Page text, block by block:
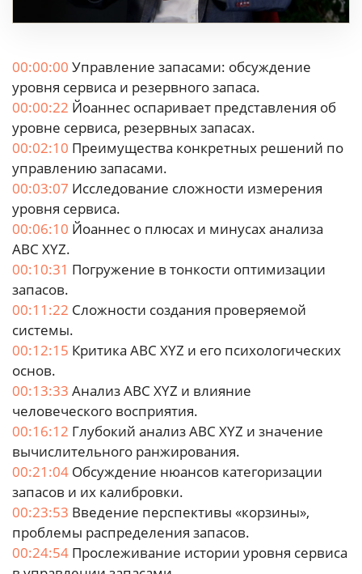
00:00:00 Управление запасами: обсуждение
уровня сервиса и резервного запаса.
00:00:22 Йоаннес оспаривает представления об
уровне сервиса, резервных запасах.
00:02:10 Преимущества конкретных решений по
управлению запасами.
00:03:07 Исследование сложности измерения
уровня сервиса.
00:06:10 Йоаннес о плюсах и минусах анализа
ABC XYZ.
00:10:31 Погружение в тонкости оптимизации
запасов.
00:11:22 Сложности создания проверяемой
системы.
00:12:15 Критика ABC XYZ и его психологических
основ.
00:13:33 Анализ ABC XYZ и влияние
человеческого восприятия.
00:16:12 Глубокий анализ ABC XYZ и значение
вычислительного ранжирования.
00:21:04 Обсуждение нюансов категоризации
запасов и их калибровки.
00:23:53 Введение перспективы «корзины»,
проблемы распределения запасов.
00:24:54 Прослеживание истории уровня сервиса